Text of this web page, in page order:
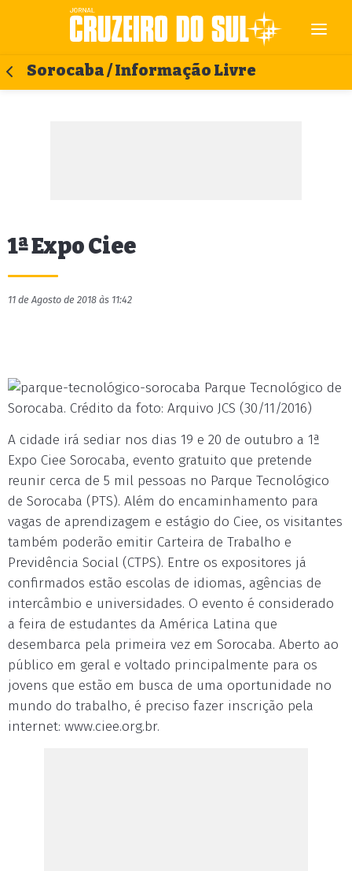
Sorocaba / Informação Livre
1ª Expo Ciee
11 de Agosto de 2018 às 11:42
Parque Tecnológico de
Sorocaba. Crédito da foto: Arquivo JCS (30/11/2016)
A cidade irá sediar nos dias 19 e 20 de outubro a 1ª
Expo Ciee Sorocaba, evento gratuito que pretende
reunir cerca de 5 mil pessoas no Parque Tecnológico
de Sorocaba (PTS). Além do encaminhamento para
vagas de aprendizagem e estágio do Ciee, os visitantes
também poderão emitir Carteira de Trabalho e
Previdência Social (CTPS). Entre os expositores já
confirmados estão escolas de idiomas, agências de
intercâmbio e universidades. O evento é considerado
a feira de estudantes da América Latina que
desembarca pela primeira vez em Sorocaba. Aberto ao
público em geral e voltado principalmente para os
jovens que estão em busca de uma oportunidade no
mundo do trabalho, é preciso fazer inscrição pela
internet: www.ciee.org.br.